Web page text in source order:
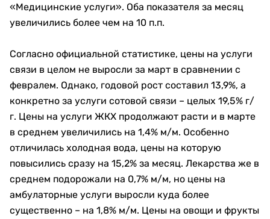
«Медицинские услуги». Оба показателя за месяц
увеличились более чем на 10 п.п.
Согласно официальной статистике, цены на услуги
связи в целом не выросли за март в сравнении с
февралем. Однако, годовой рост составил 13,9%, а
конкретно за услуги сотовой связи – целых 19,5% г/
г. Цены на услуги ЖКХ продолжают расти и в марте
в среднем увеличились на 1,4% м/м. Особенно
отличилась холодная вода, цены на которую
повысились сразу на 15,2% за месяц. Лекарства же в
среднем подорожали на 0,7% м/м, но цены на
амбулаторные услуги выросли куда более
существенно – на 1,8% м/м. Цены на овощи и фрукты